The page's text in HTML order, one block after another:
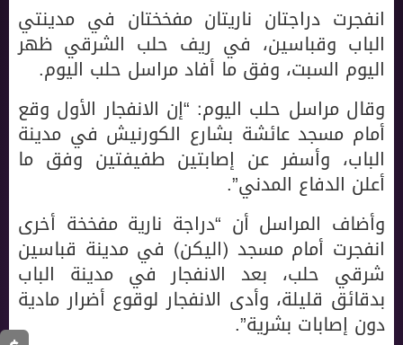
انفجرت دراجتان ناريتان مفخختان في مدينتي
الباب وقباسين، في ريف حلب الشرقي ظهر
اليوم السبت، وفق ما أفاد مراسل حلب اليوم.
وقال مراسل حلب اليوم: “إن الانفجار الأول وقع
أمام مسجد عائشة بشارع الكورنيش في مدينة
الباب، وأسفر عن إصابتين طفيفتين وفق ما
أعلن الدفاع المدني”.
وأضاف المراسل أن “دراجة نارية مفخخة أخرى
انفجرت أمام مسجد (اليكن) في مدينة قباسين
شرقي حلب، بعد الانفجار في مدينة الباب
بدقائق قليلة، وأدى الانفجار لوقوع أضرار مادية
دون إصابات بشرية”.